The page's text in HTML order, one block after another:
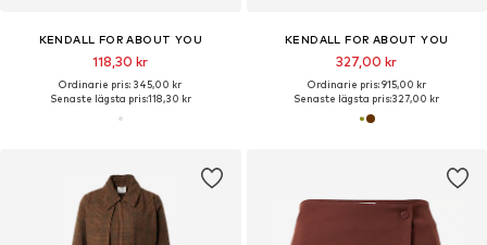
KENDALL FOR ABOUT YOU
118,30 kr
Ordinarie pris: 345,00 kr
Senaste lägsta pris:118,30 kr
KENDALL FOR ABOUT YOU
327,00 kr
Ordinarie pris: 915,00 kr
Senaste lägsta pris:327,00 kr